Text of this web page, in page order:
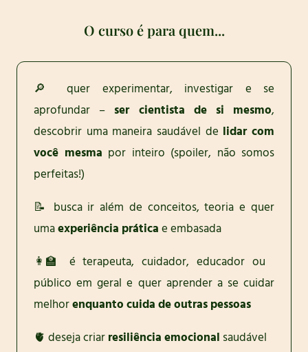
O curso é para quem...
🔎 quer experimentar, investigar e se
aprofundar – ser cientista de si mesmo,
descobrir uma maneira saudável de lidar com
você mesma por inteiro (spoiler, não somos
perfeitas!)
📝 busca ir além de conceitos, teoria e quer
umaexperiência práticae embasada
👩‍🏫 é terapeuta, cuidador, educador ou
público em geral e quer aprender a se cuidar
melhorenquanto cuida de outras pessoas
🫀 deseja criarresiliência emocional saudável